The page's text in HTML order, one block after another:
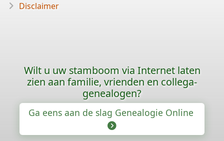
Disclaimer
Wilt u uw stamboom via Internet laten
zien aan familie, vrienden en collega-
genealogen?
Ga eens aan de slag Genealogie Online